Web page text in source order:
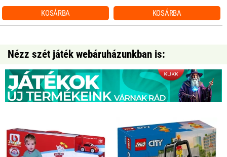
KOSÁRBA KOSÁRBA
Nézz szét játék webáruházunkban is: